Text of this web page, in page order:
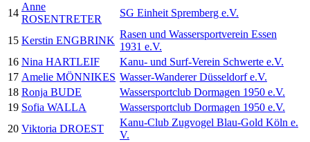
14
Anne
ROSENTRETER
SG Einheit Spremberg e.V.
15 Kerstin ENGBRINK
Rasen und Wassersportverein Essen
1931 e.V.
16 Nina HARTLEIF
Kanu- und Surf-Verein Schwerte e.V.
17 Amelie MÖNNIKES Wasser-Wanderer Düsseldorf e.V.
18 Ronja BUDE
Wassersportclub Dormagen 1950 e.V.
19 Sofia WALLA
Wassersportclub Dormagen 1950 e.V.
20 Viktoria DROEST
Kanu-Club Zugvogel Blau-Gold Köln e.
V.